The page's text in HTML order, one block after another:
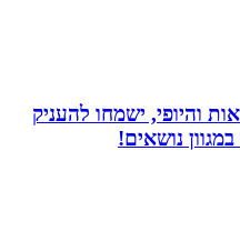
ישמחו להעניק
נושאים!